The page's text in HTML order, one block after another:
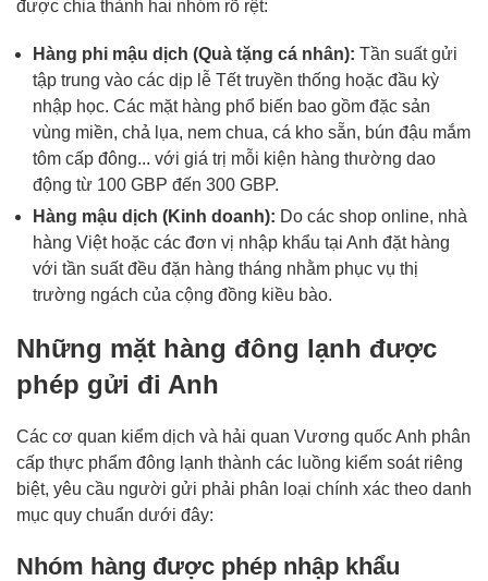
được chia thành hai nhóm rõ rệt:
Hàng phi mậu dịch (Quà tặng cá nhân): Tần suất gửi
tập trung vào các dịp lễ Tết truyền thống hoặc đầu kỳ
nhập học. Các mặt hàng phổ biến bao gồm đặc sản
vùng miền, chả lụa, nem chua, cá kho sẵn, bún đậu mắm
tôm cấp đông... với giá trị mỗi kiện hàng thường dao
động từ 100 GBP đến 300 GBP.
Hàng mậu dịch (Kinh doanh): Do các shop online, nhà
hàng Việt hoặc các đơn vị nhập khẩu tại Anh đặt hàng
với tần suất đều đặn hàng tháng nhằm phục vụ thị
trường ngách của cộng đồng kiều bào.
Những mặt hàng đông lạnh được
phép gửi đi Anh
Các cơ quan kiểm dịch và hải quan Vương quốc Anh phân
cấp thực phẩm đông lạnh thành các luồng kiểm soát riêng
biệt, yêu cầu người gửi phải phân loại chính xác theo danh
mục quy chuẩn dưới đây:
Nhóm hàng được phép nhập khẩu